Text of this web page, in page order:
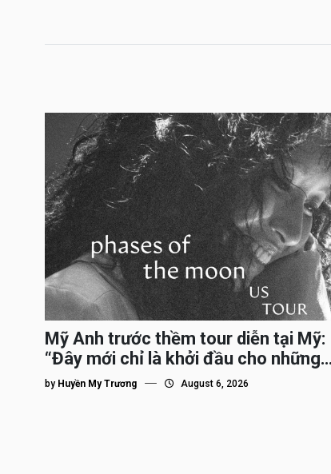
Mỹ Anh trước thềm tour diễn tại Mỹ:
“Đây mới chỉ là khởi đầu cho những
bước đi xa hơn của tôi”
by Huyền My Trương August 6, 2026